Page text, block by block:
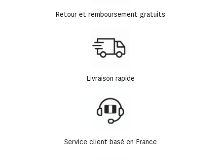
Retour et remboursement gratuits
Livraison rapide
Service client basé en France